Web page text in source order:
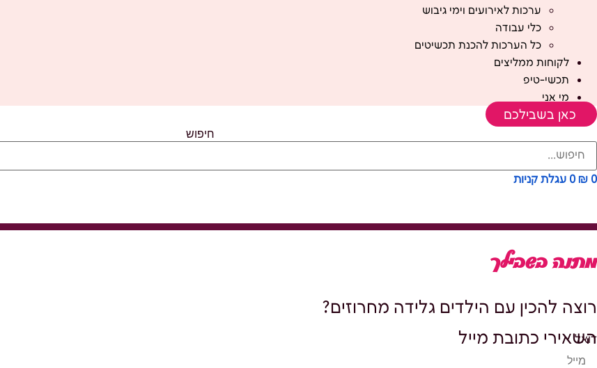
ערכות לאירועים וימי גיבוש
כלי עבודה
כל הערכות להכנת תכשיטים
לקוחות ממליצים
תכשי-טיפ
מי אני
כאן בשבילכם
חיפוש
₪ 0
0 עגלת קניות
מתנה בשבילך
רוצה להכין עם הילדים גלידה מחרוזים?
השאירי כתובת מייל
דואל